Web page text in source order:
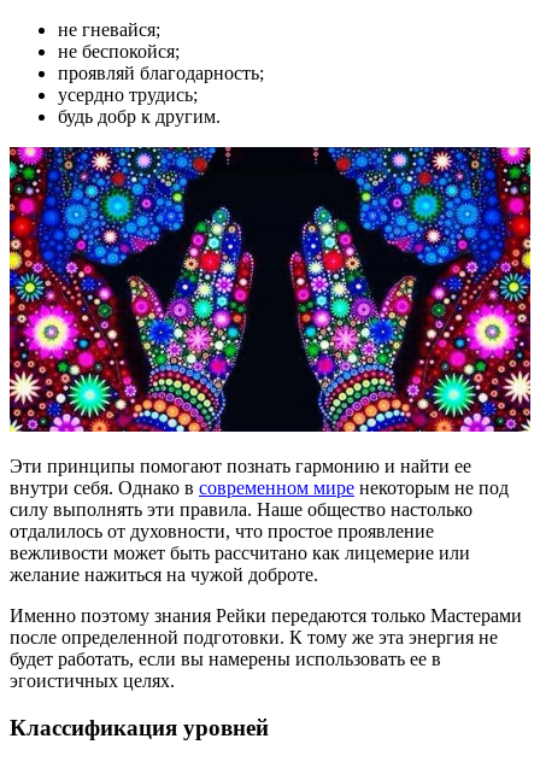
не гневайся;
не беспокойся;
проявляй благодарность;
усердно трудись;
будь добр к другим.
Эти принципы помогают познать гармонию и найти ее
внутри себя. Однако в современном мире некоторым не под
силу выполнять эти правила. Наше общество настолько
отдалилось от духовности, что простое проявление
вежливости может быть рассчитано как лицемерие или
желание нажиться на чужой доброте.
Именно поэтому знания Рейки передаются только Мастерами
после определенной подготовки. К тому же эта энергия не
будет работать, если вы намерены использовать ее в
эгоистичных целях.
Классификация уровней